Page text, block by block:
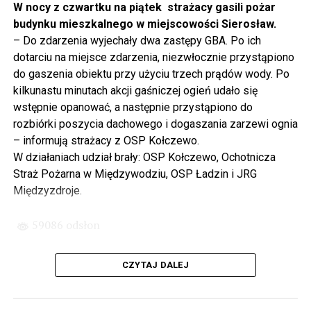
projektowania i dyskusji. Ważny tutaj był wkład
samorządu, ale to rząd PiS podjął w tej sprawie
najważniejsze decyzje. Powstał dzięki ogromnej
determinacji rządu najpierw Pani Premier Beaty Szydło,
a następnie Pana Premiera Mateusza Morawieckiego.
Chciałbym podziękować Panu Premierowi za to jak
osobiście pilnował powstania tej inwestycji. Cieszymy
się, że turyści również korzystają z tunelu, cieszymy się,
że wśród tych 4 milionów samochodów, które
przejechały już otwartym tunelem w Świnoujściu,
przyjechało tutaj do nas tak wielu turystów z zagranicy
– powiedział Wiceprezes PiS Joachim Brudziński w
zainwestowano ogromne pieniądze w modernizację
poszczególnych portów, w tym w Szczecinie, w
małe inwestycje. To miejsce, gdzie teraz stoimy, to kiedyś
W nocy z czwartku na piątek strażacy gasili pożar
budynku mieszkalnego w miejscowości Sierosław.
– Do zdarzenia wyjechały dwa zastępy GBA. Po ich
dotarciu na miejsce zdarzenia, niezwłocznie przystąpiono
do gaszenia obiektu przy użyciu trzech prądów wody. Po
kilkunastu minutach akcji gaśniczej ogień udało się
wstępnie opanować, a następnie przystąpiono do
rozbiórki poszycia dachowego i dogaszania zarzewi ognia
– informują strażacy z OSP Kołczewo.
W działaniach udział brały: OSP Kołczewo, Ochotnicza
Straż Pożarna w Międzywodziu, OSP Ładzin i JRG
Międzyzdroje.
CZYTAJ DALEJ